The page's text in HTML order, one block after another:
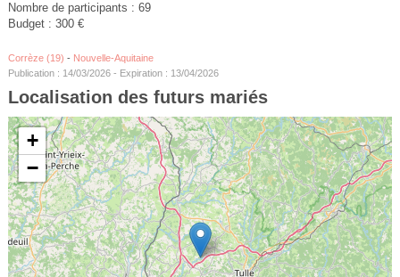
Nombre de participants : 69
Budget : 300 €
Corrèze (19) - Nouvelle-Aquitaine
Publication : 14/03/2026 - Expiration : 13/04/2026
Localisation des futurs mariés
+
−